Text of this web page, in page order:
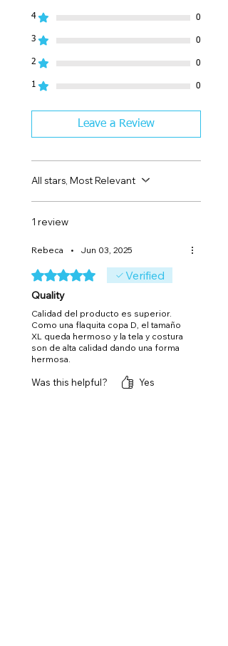
4 0
3 0
2 0
1 0
Leave a Review
All stars, Most Relevant
1 review
Rebeca • Jun 03, 2025
Rated 5 out of 5 stars.Verified
Quality
Calidad del producto es superior.
Como una flaquita copa D, el tamaño
XL queda hermoso y la tela y costura
son de alta calidad dando una forma
hermosa.
Was this helpful? Yes